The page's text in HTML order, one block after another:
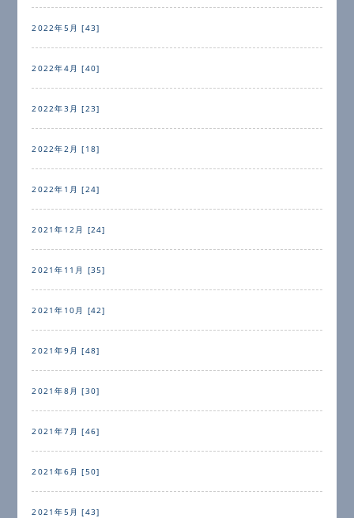
2022年5月 [43]
2022年4月 [40]
2022年3月 [23]
2022年2月 [18]
2022年1月 [24]
2021年12月 [24]
2021年11月 [35]
2021年10月 [42]
2021年9月 [48]
2021年8月 [30]
2021年7月 [46]
2021年6月 [50]
2021年5月 [43]